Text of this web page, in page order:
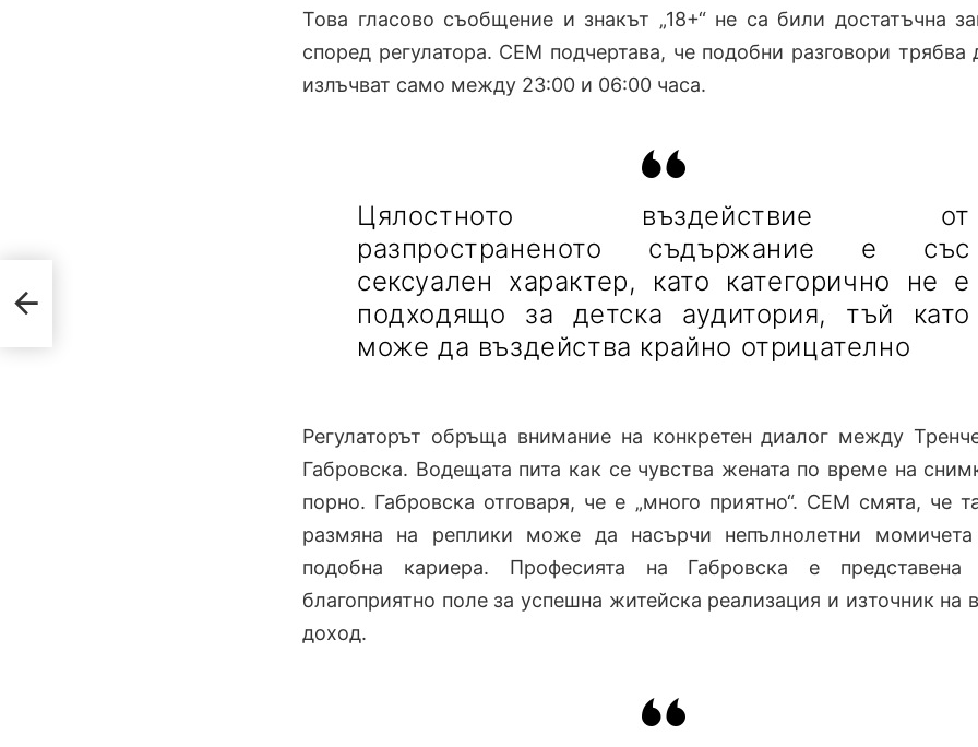
Това гласово съобщение и знакът „18+“ не са били достатъчна
според регулатора. СЕМ подчертава, че подобни разговори трябва
излъчват само между 23:00 и 06:00 часа.
Цялостното въздействие от
разпространеното съдържание е със
сексуален характер, като категорично не е
подходящо за детска аудитория, тъй като
може да въздейства крайно отрицателно
Регулаторът обръща внимание на конкретен диалог между
Габровска. Водещата пита как се чувства жената по време на
порно. Габровска отговаря, че е „много приятно“. СЕМ смята, че
размяна на реплики може да насърчи непълнолетни
подобна кариера. Професията на Габровска е представена
благоприятно поле за успешна житейска реализация и източник на
доход.